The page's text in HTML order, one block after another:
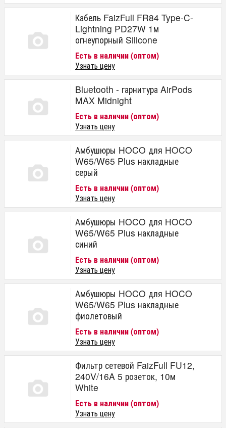
Кабель FaizFull FR84 Type-C-
Lightning PD27W 1м
огнеупорный Silicone
Есть в наличии (оптом)
Узнать цену
Bluetooth - гарнитура AirPods
MAX Midnight
Есть в наличии (оптом)
Узнать цену
Амбушюры HOCO для HOCO
W65/W65 Plus накладные
серый
Есть в наличии (оптом)
Узнать цену
Амбушюры HOCO для HOCO
W65/W65 Plus накладные
синий
Есть в наличии (оптом)
Узнать цену
Амбушюры HOCO для HOCO
W65/W65 Plus накладные
фиолетовый
Есть в наличии (оптом)
Узнать цену
Фильтр сетевой FaizFull FU12,
240V/16A 5 розеток, 10м
White
Есть в наличии (оптом)
Узнать цену